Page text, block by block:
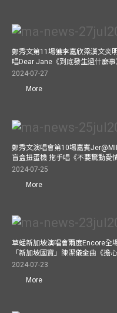
鄭秀文第11場獲李嘉欣梁漢文炎
唱Dear Jane《到底發生過什麼事
2024-07-27
More
鄭秀文演唱會第10場嘉賓
盲盒扭蛋機 拖手唱《不要驚動愛
2024-07-25
More
草蜢新加坡演唱會兩度Encore全
「新加坡國寶」陳潔儀金曲《擔
2024-07-23
More